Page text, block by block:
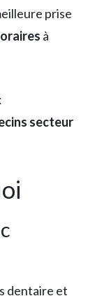
prise
à
secteur
dentaire et